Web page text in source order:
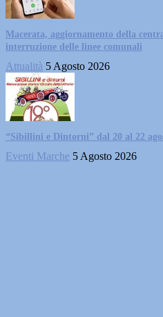
Macerata, aggiornamento della
interruzione delle linee comunali
Attualità 5 Agosto 2026
“Sibillini e Dintorni” dal 20 al 22
Eventi Marche 5 Agosto 2026